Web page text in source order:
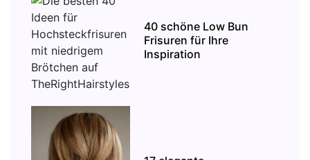
40 schöne Low Bun
Frisuren für Ihre
Inspiration